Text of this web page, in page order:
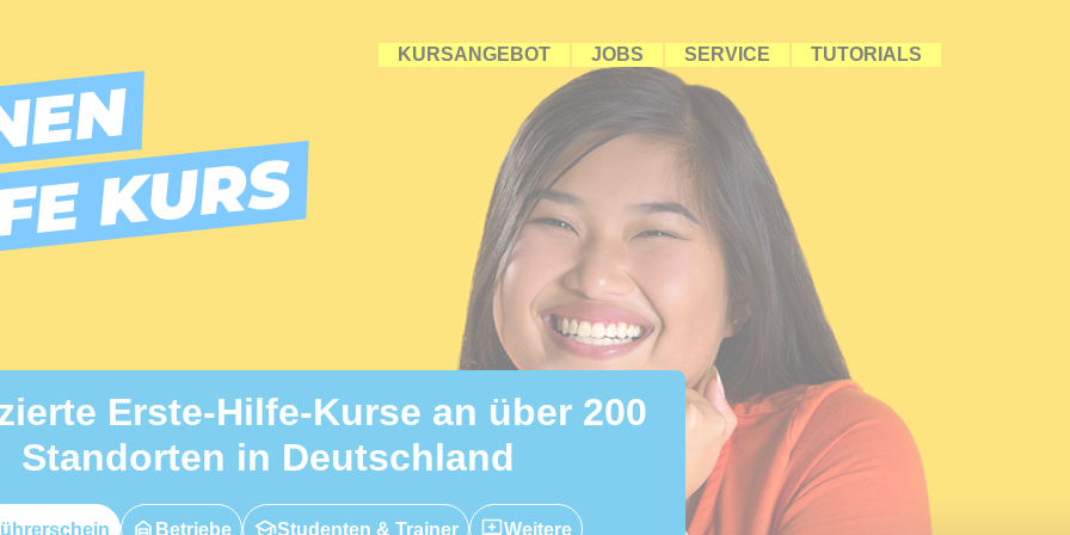
KURSANGEBOT JOBS SERVICE TUTORIALS
KURS
Erste-Hilfe-Kurse an über 200
Standorten in Deutschland
Betriebe Studenten & Trainer Weitere